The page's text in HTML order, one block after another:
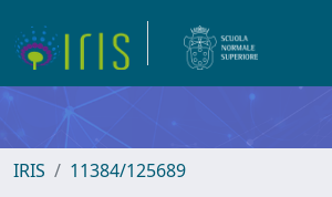
IRIS 11384/125689